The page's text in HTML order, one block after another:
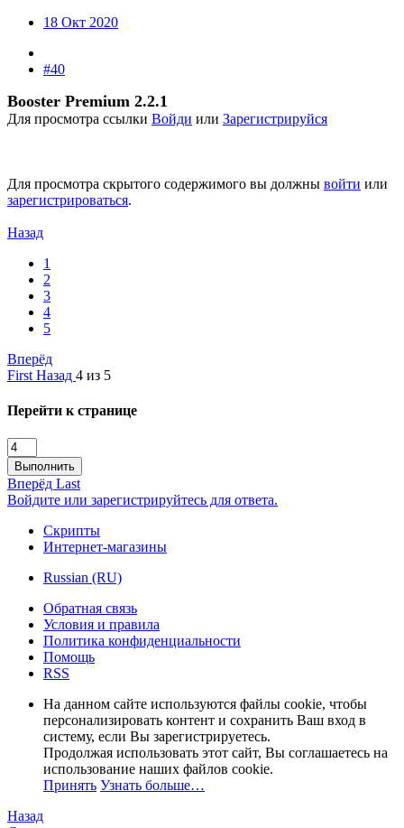
18 Окт 2020
#40
Booster Premium 2.2.1
Для просмотра ссылки Войди или Зарегистрируйся
Для просмотра скрытого содержимого вы должны войти или
зарегистрироваться.
Назад
1
2
3
4
5
Вперёд
First Назад 4 из 5
Перейти к странице
Выполнить
Вперёд Last
Войдите или зарегистрируйтесь для ответа.
Скрипты
Интернет-магазины
Russian (RU)
Обратная связь
Условия и правила
Политика конфиденциальности
Помощь
RSS
На данном сайте используются файлы cookie, чтобы
персонализировать контент и сохранить Ваш вход в
систему, если Вы зарегистрируетесь.
Продолжая использовать этот сайт, Вы соглашаетесь на
использование наших файлов cookie.
Принять Узнать больше…
Назад